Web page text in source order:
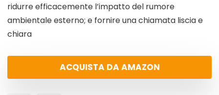
ridurre efficacemente l’impatto del rumore
ambientale esterno; e fornire una chiamata liscia e
chiara
ACQUISTA DA AMAZON